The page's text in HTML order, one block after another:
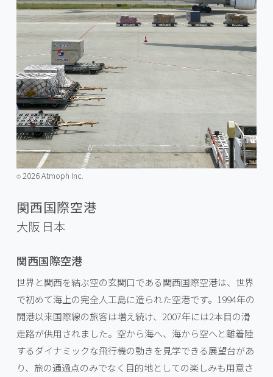
©️2026 Atmoph Inc.
関西国際空港
大阪 日本
関西国際空港
世界と関西を結ぶ空の玄関口である関西国際空港は、世界
で初めて海上の完全人工島に造られた空港です。1994年の
開港以来国際線の旅客は増え続け、2007年には2本目の滑
走路が供用されました。空から海へ、海から空へと離着陸
するダイナミックな飛行機の動きを見学できる展望台があ
り、旅の通過点のみでなく目的地としての楽しみも用意さ